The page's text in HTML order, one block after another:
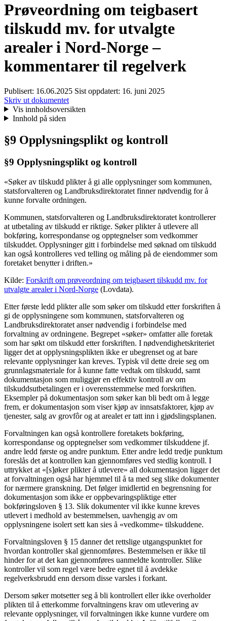
Prøveordning om teigbasert
tilskudd mv. for utvalgte
arealer i Nord-Norge –
kommentarer til regelverk
Publisert: 16.06.2025 Sist oppdatert: 16. juni 2025
Skriv ut dokumentet
Vis innholdsoversikten
Innhold på siden
§9 Opplysningsplikt og kontroll
§9 Opplysningsplikt og kontroll
«Søker av tilskudd plikter å gi alle opplysninger som kommunen,
statsforvalteren og Landbruksdirektoratet finner nødvendig for å
kunne forvalte ordningen.
Kommunen, statsforvalteren og Landbruksdirektoratet kontrollerer
at utbetaling av tilskudd er riktige. Søker plikter å utlevere all
bokføring, korrespondanse og opptegnelser som vedkommer
tilskuddet. Opplysninger gitt i forbindelse med søknad om tilskudd
kan også kontrolleres ved telling og måling på de eiendommer som
foretaket benytter i driften.»
Kilde: Forskrift om prøveordning om teigbasert tilskudd mv. for
utvalgte arealer i Nord-Norge (Lovdata).
Etter første ledd plikter alle som søker om tilskudd etter forskriften å
gi de opplysningene som kommunen, statsforvalteren og
Landbruksdirektoratet anser nødvendig i forbindelse med
forvaltning av ordningene. Begrepet «søker» omfatter alle foretak
som har søkt om tilskudd etter forskriften. I nødvendighetskriteriet
ligger det at opplysningsplikten ikke er ubegrenset og at bare
relevante opplysninger kan kreves. Typisk vil dette dreie seg om
grunnlagsmateriale for å kunne fatte vedtak om tilskudd, samt
dokumentasjon som muliggjør en effektiv kontroll av om
tilskuddsutbetalingen er i overensstemmelse med forskriften.
Eksempler på dokumentasjon som søker kan bli bedt om å legge
frem, er dokumentasjon som viser kjøp av innsatsfaktorer, kjøp av
tjenester, salg av grovfôr og at arealet er tatt inn i gjødslingsplanen.
Forvaltningen kan også kontrollere foretakets bokføring,
korrespondanse og opptegnelser som vedkommer tilskuddene jf.
andre ledd første og andre punktum. Etter andre ledd tredje punktum
foreslås det at kontrollen kan gjennomføres ved stedlig kontroll. I
uttrykket at «[s]øker plikter å utlevere» all dokumentasjon ligger det
at forvaltningen også har hjemmel til å ta med seg slike dokumenter
for nærmere granskning. Det følger imidlertid en begrensning for
dokumentasjon som ikke er oppbevaringspliktige etter
bokføringsloven § 13. Slik dokumenter vil ikke kunne kreves
utlevert i medhold av bestemmelsen, uavhengig av om
opplysningene isolert sett kan sies å «vedkomme» tilskuddene.
Forvaltningsloven § 15 danner det rettslige utgangspunktet for
hvordan kontroller skal gjennomføres. Bestemmelsen er ikke til
hinder for at det kan gjennomføres uanmeldte kontroller. Slike
kontroller vil som regel være bedre egnet til å avdekke
regelverksbrudd enn dersom disse varsles i forkant.
Dersom søker motsetter seg å bli kontrollert eller ikke overholder
plikten til å etterkomme forvaltningens krav om utlevering av
relevante opplysninger, vil forvaltningen ikke kunne vurdere om